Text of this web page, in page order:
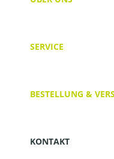
SERVICE
BESTELLUNG &
KONTAKT